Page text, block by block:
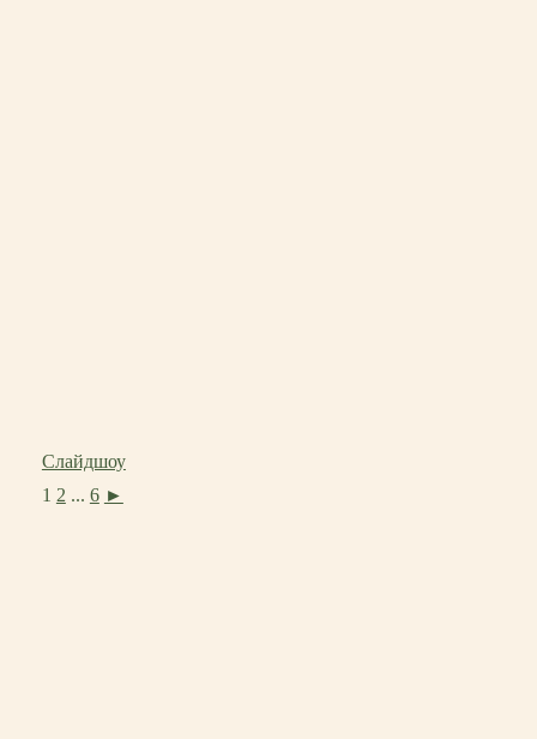
Слайдшоу
1 2 ... 6 ►